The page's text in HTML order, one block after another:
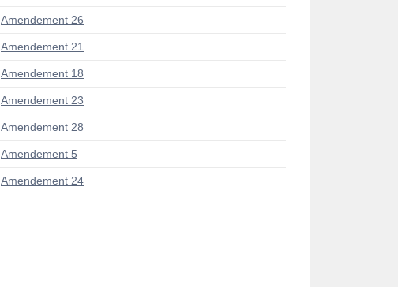
Amendement 26
Amendement 21
Amendement 18
Amendement 23
Amendement 28
Amendement 5
Amendement 24